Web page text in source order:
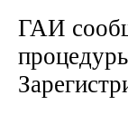
ГАИ